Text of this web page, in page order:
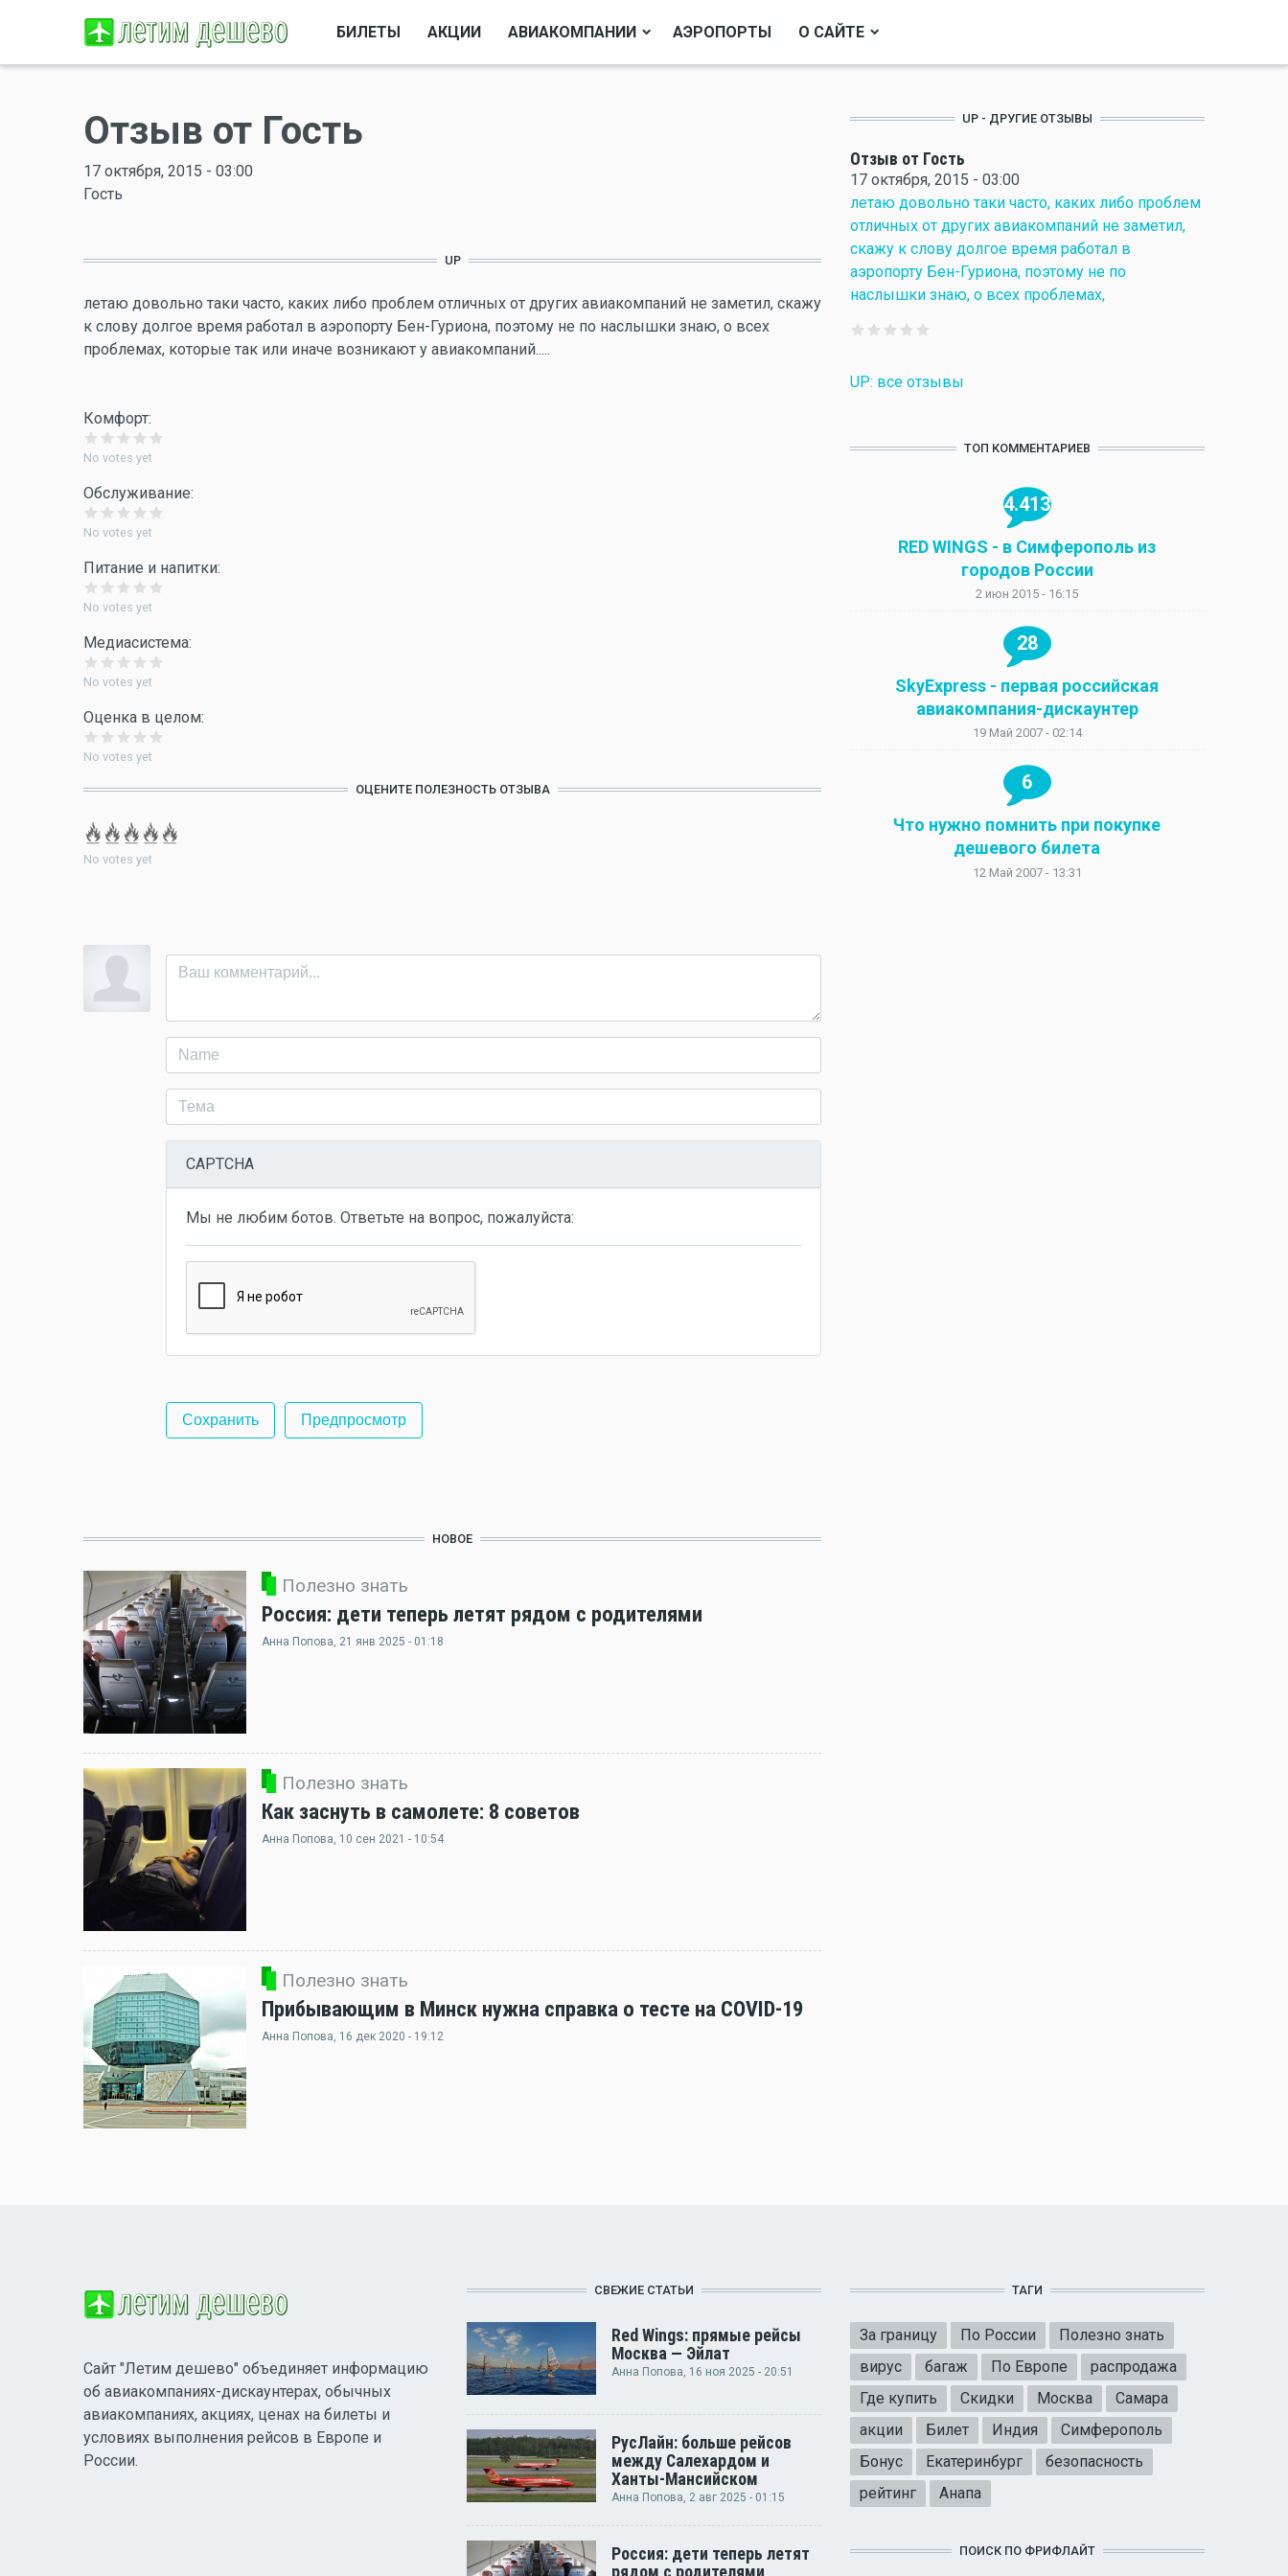
БИЛЕТЫ АКЦИИ АВИАКОМПАНИИ АЭРОПОРТЫ О САЙТЕ
Отзыв от Гость
17 октября, 2015 - 03:00
Гость
UP
летаю довольно таки часто, каких либо проблем отличных от других авиакомпаний не заметил, скажу
к слову долгое время работал в аэропорту Бен-Гуриона, поэтому не по наслышки знаю, о всех
проблемах, которые так или иначе возникают у авиакомпаний.....
Комфорт:
No votes yet
Обслуживание:
No votes yet
Питание и напитки:
No votes yet
Медиасистема:
No votes yet
Оценка в целом:
No votes yet
ОЦЕНИТЕ ПОЛЕЗНОСТЬ ОТЗЫВА
No votes yet
CAPTCHA
Мы не любим ботов. Ответьте на вопрос, пожалуйста:
НОВОЕ
Полезно знать
Россия: дети теперь летят рядом с родителями
Анна Попова, 21 янв 2025 - 01:18
Полезно знать
Как заснуть в самолете: 8 советов
Анна Попова, 10 сен 2021 - 10:54
Полезно знать
Прибывающим в Минск нужна справка о тесте на COVID-19
Анна Попова, 16 дек 2020 - 19:12
UP - ДРУГИЕ ОТЗЫВЫ
Отзыв от Гость
17 октября, 2015 - 03:00
летаю довольно таки часто, каких либо проблем
отличных от других авиакомпаний не заметил,
скажу к слову долгое время работал в
аэропорту Бен-Гуриона, поэтому не по
наслышки знаю, о всех проблемах,
UP: все отзывы
ТОП КОММЕНТАРИЕВ
4.413
RED WINGS - в Симферополь из
городов России
2 июн 2015 - 16:15
28
SkyExpress - первая российская
авиакомпания-дискаунтер
19 Май 2007 - 02:14
6
Что нужно помнить при покупке
дешевого билета
12 Май 2007 - 13:31
Сайт "Летим дешево" объединяет информацию
об авиакомпаниях-дискаунтерах, обычных
авиакомпаниях, акциях, ценах на билеты и
условиях выполнения рейсов в Европе и
России.
СВЕЖИЕ СТАТЬИ
Red Wings: прямые рейсы
Москва — Эйлат
Анна Попова, 16 ноя 2025 - 20:51
РусЛайн: больше рейсов
между Салехардом и
Ханты-Мансийском
Анна Попова, 2 авг 2025 - 01:15
Россия: дети теперь летят
рядом с родителями
ТАГИ
За границу По России
Полезно знать
вирус
багаж По Европе
распродажа
Где купить
Скидки Москва
Самара
акции
Билет Индия
Симферополь
Бонус
Екатеринбург
безопасность
рейтинг
Анапа
ПОИСК ПО ФРИФЛАЙТ